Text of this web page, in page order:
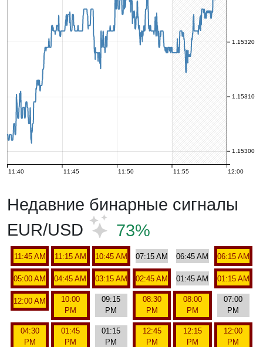
11:40 11:45 11:50 11:55 12:00
1.15300
1.15310
1.15320
Недавние бинарные сигналы
EUR/USD
73%
11:45 AM 11:15 AM 10:45 AM 07:15 AM 06:45 AM 06:15 AM
05:00 AM 04:45 AM 03:15 AM 02:45 AM 01:45 AM 01:15 AM
12:00 AM
10:00
PM
09:15
PM
08:30
PM
08:00
PM
07:00
PM
04:30
PM
01:45
PM
01:15
PM
12:45
PM
12:15
PM
12:00
PM